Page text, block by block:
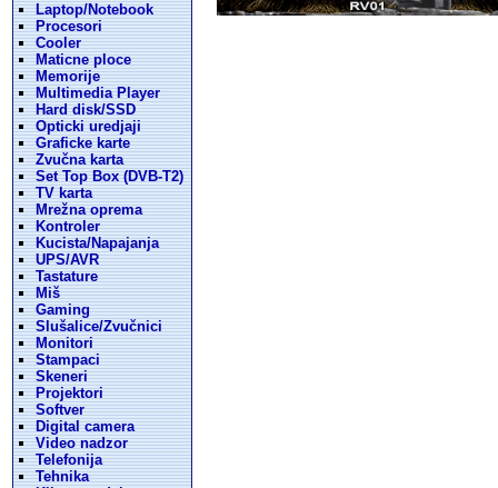
Laptop/Notebook
Procesori
Cooler
Maticne ploce
Memorije
Multimedia Player
Hard disk/SSD
Opticki uredjaji
Graficke karte
Zvučna karta
Set Top Box (DVB-T2)
TV karta
Mrežna oprema
Kontroler
Kucista/Napajanja
UPS/AVR
Tastature
Miš
Gaming
Slušalice/Zvučnici
Monitori
Stampaci
Skeneri
Projektori
Softver
Digital camera
Video nadzor
Telefonija
Tehnika